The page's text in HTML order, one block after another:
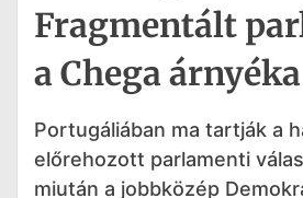
Fragmentált
a Chega árnyéka
Portugáliában ma tartják a
előrehozott parlamenti
miután a jobbközép